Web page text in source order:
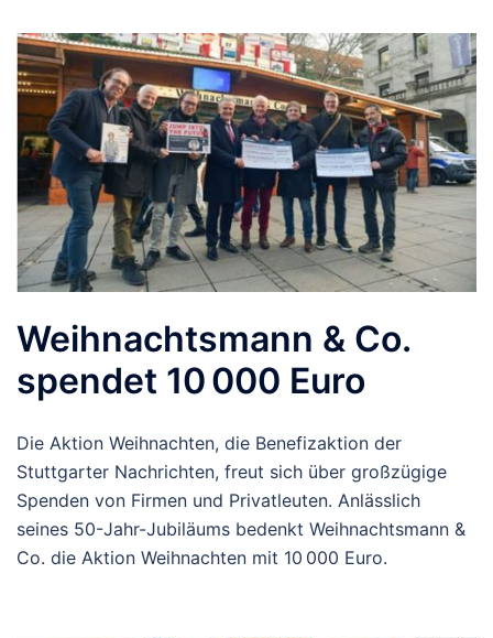
Weihnachtsmann & Co.
spendet 10 000 Euro
Die Aktion Weihnachten, die Benefizaktion der
Stuttgarter Nachrichten, freut sich über großzügige
Spenden von Firmen und Privatleuten. Anlässlich
seines 50-Jahr-Jubiläums bedenkt Weihnachtsmann &
Co. die Aktion Weihnachten mit 10 000 Euro.